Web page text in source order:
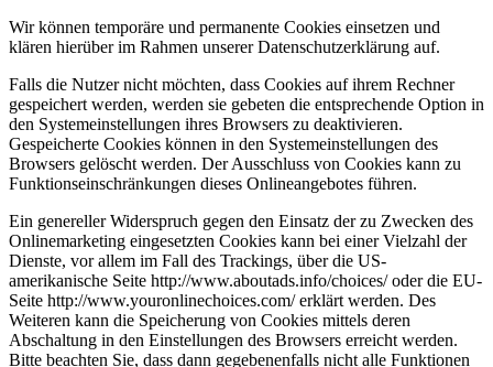
Wir können temporäre und permanente Cookies einsetzen und
klären hierüber im Rahmen unserer Datenschutzerklärung auf.
Falls die Nutzer nicht möchten, dass Cookies auf ihrem Rechner
gespeichert werden, werden sie gebeten die entsprechende Option in
den Systemeinstellungen ihres Browsers zu deaktivieren.
Gespeicherte Cookies können in den Systemeinstellungen des
Browsers gelöscht werden. Der Ausschluss von Cookies kann zu
Funktionseinschränkungen dieses Onlineangebotes führen.
Ein genereller Widerspruch gegen den Einsatz der zu Zwecken des
Onlinemarketing eingesetzten Cookies kann bei einer Vielzahl der
Dienste, vor allem im Fall des Trackings, über die US-
amerikanische Seite http://www.aboutads.info/choices/ oder die EU-
Seite http://www.youronlinechoices.com/ erklärt werden. Des
Weiteren kann die Speicherung von Cookies mittels deren
Abschaltung in den Einstellungen des Browsers erreicht werden.
Bitte beachten Sie, dass dann gegebenenfalls nicht alle Funktionen